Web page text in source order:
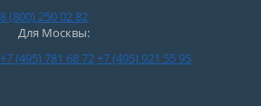
8 (800) 250 02 82
Для Москвы:
+7 (495) 781 68 72+7 (495) 921 55 95